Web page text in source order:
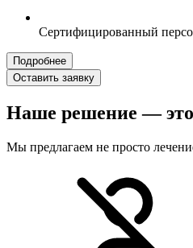
Сертифицированный
Подробнее
Оставить заявку
Наше решение —
Мы предлагаем не просто